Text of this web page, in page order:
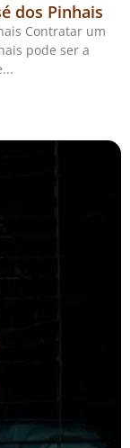
dos Pinhais
Contratar um
pode ser a